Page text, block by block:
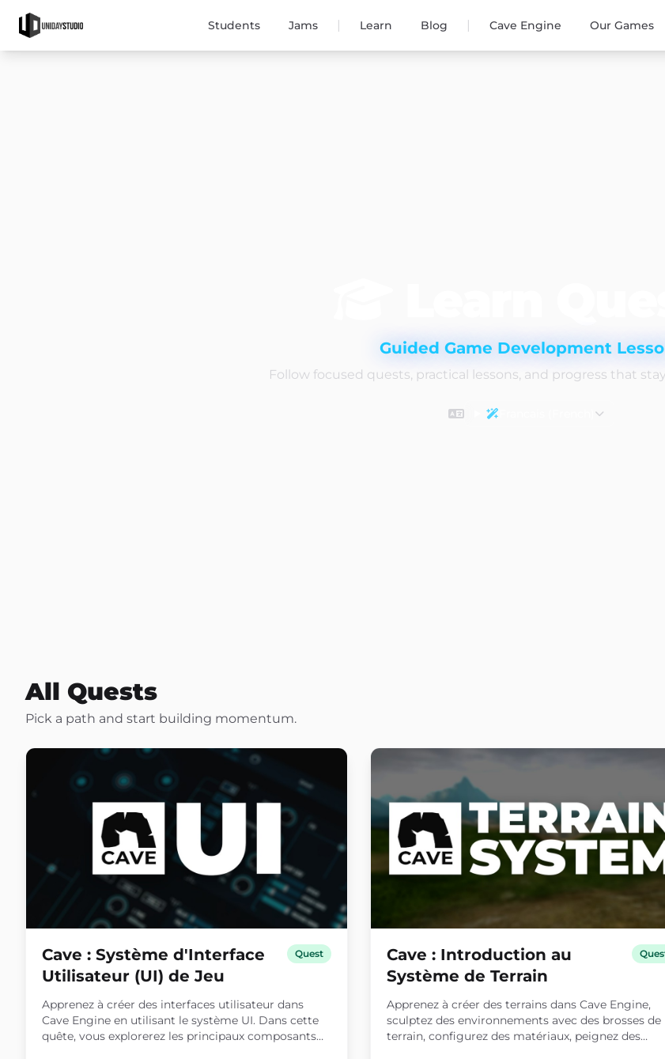
Students Jams | Learn Blog | Cave Engine Our Games
Guided Game Development
Follow focused quests, practical lessons, and progress that
All Quests
Pick a path and start building momentum.
Cave : Système d'Interface
Utilisateur (UI) de Jeu
Quest
Apprenez à créer des interfaces utilisateur dans
Cave Engine en utilisant le système UI. Dans cette
quête, vous explorerez les principaux composants
Cave : Introduction au
Système de Terrain
Apprenez à créer des terrains dans Cave Engine,
sculptez des environnements avec des brosses de
terrain, configurez des matériaux, peignez des